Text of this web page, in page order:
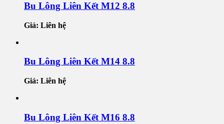
Bu Lông Liên Kết M12 8.8
Giá: Liên hệ
Bu Lông Liên Kết M14 8.8
Giá: Liên hệ
Bu Lông Liên Kết M16 8.8